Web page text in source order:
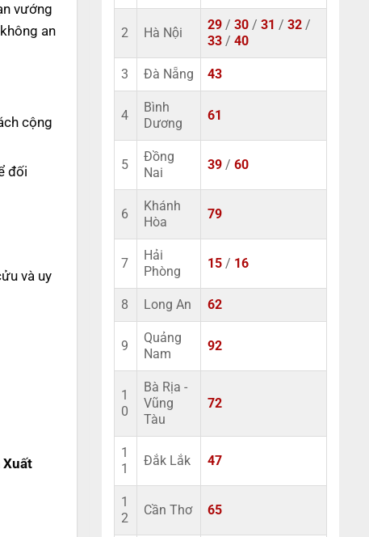
vướng
an
cộng
đối
và uy
Xuất
2 Hà Nội
29 / 30 / 31 / 32 /
33 / 40
3 Đà Nẵng 43
4
Bình
Dương
61
5
Đồng
Nai
39 / 60
6
Khánh
Hòa
79
7
Hải
Phòng
15 / 16
8 Long An 62
9
Quảng
Nam
92
1
0
Bà Rịa -
Vũng
Tàu
72
1
1
Đắk Lắk 47
1
2
Cần Thơ 65